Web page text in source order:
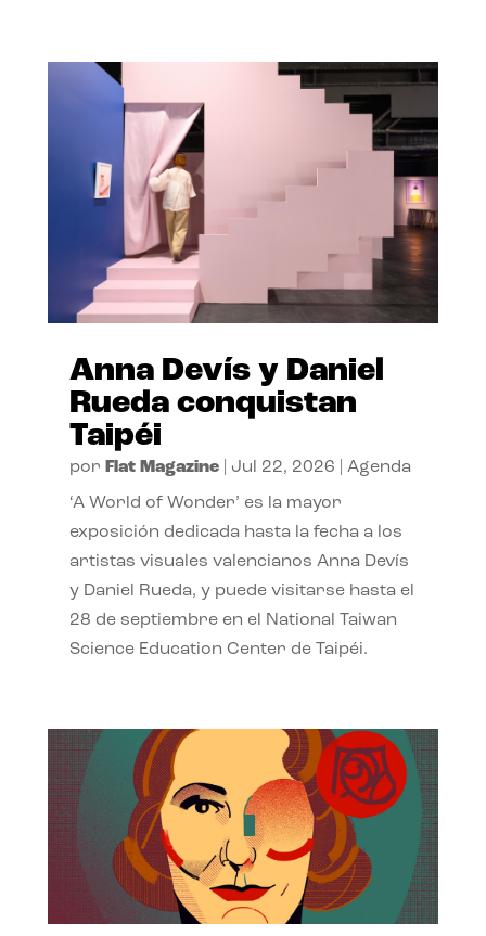
Anna Devís y Daniel
Rueda conquistan
Taipéi
por Flat Magazine| Jul 22, 2026 Agenda
‘A World of Wonder’ es la mayor
exposición dedicada hasta la fecha a los
artistas visuales valencianos Anna Devís
y Daniel Rueda, y puede visitarse hasta el
28 de septiembre en el National Taiwan
Science Education Center de Taipéi.